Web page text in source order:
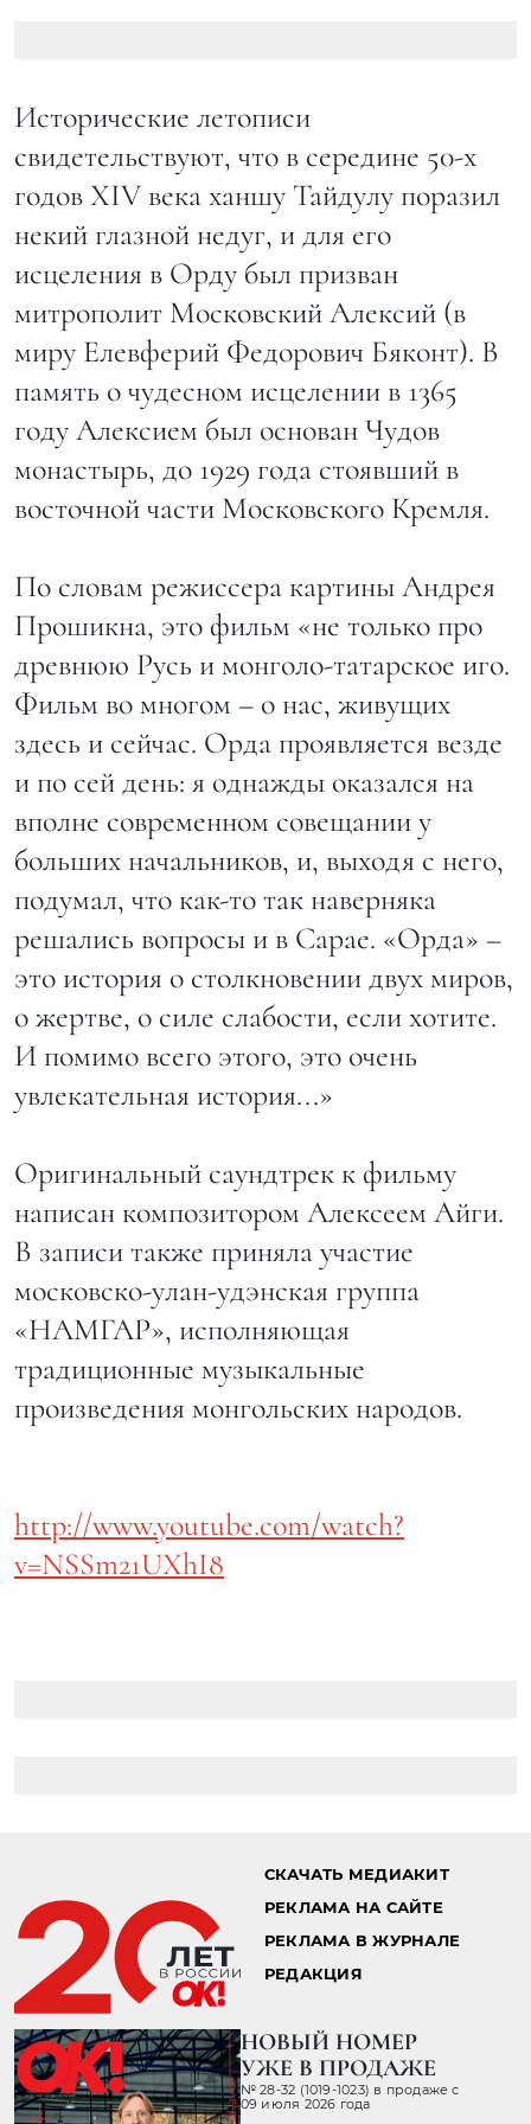
Исторические летописи
свидетельствуют, что в середине 50-х
годов XIV века ханшу Тайдулу поразил
некий глазной недуг, и для его
исцеления в Орду был призван
митрополит Московский Алексий (в
миру Елевферий Федорович Бяконт). В
память о чудесном исцелении в 1365
году Алексием был основан Чудов
монастырь, до 1929 года стоявший в
восточной части Московского Кремля.
По словам режиссера картины Андрея
Прошикна, это фильм «не только про
древнюю Русь и монголо-татарское иго.
Фильм во многом – о нас, живущих
здесь и сейчас. Орда проявляется везде
и по сей день: я однажды оказался на
вполне современном совещании у
больших начальников, и, выходя с него,
подумал, что как-то так наверняка
решались вопросы и в Сарае. «Орда» –
это история о столкновении двух миров,
о жертве, о силе слабости, если хотите.
И помимо всего этого, это очень
увлекательная история...»
Оригинальный саундтрек к фильму
написан композитором Алексеем Айги.
В записи также приняла участие
московско-улан-удэнская группа
«НАМГАР», исполняющая
традиционные музыкальные
произведения монгольских народов.
http://www.youtube.com/watch?
v=NSSm21UXhI8
СКАЧАТЬ МЕДИАКИТ
РЕКЛАМА НА САЙТЕ
РЕКЛАМА В ЖУРНАЛЕ
РЕДАКЦИЯ
НОВЫЙ НОМЕР
УЖЕ В ПРОДАЖЕ
№ 28-32 (1019-1023) в продаже с
09 июля 2026 года